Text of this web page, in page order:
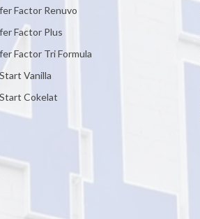
Factor Renuvo
Factor Plus
Factor Tri Formula
Vanilla
Cokelat